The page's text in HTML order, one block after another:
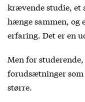
krævende studie, et
hænge sammen, og
erfaring. Det er en
Men for
forudsætninger
større.